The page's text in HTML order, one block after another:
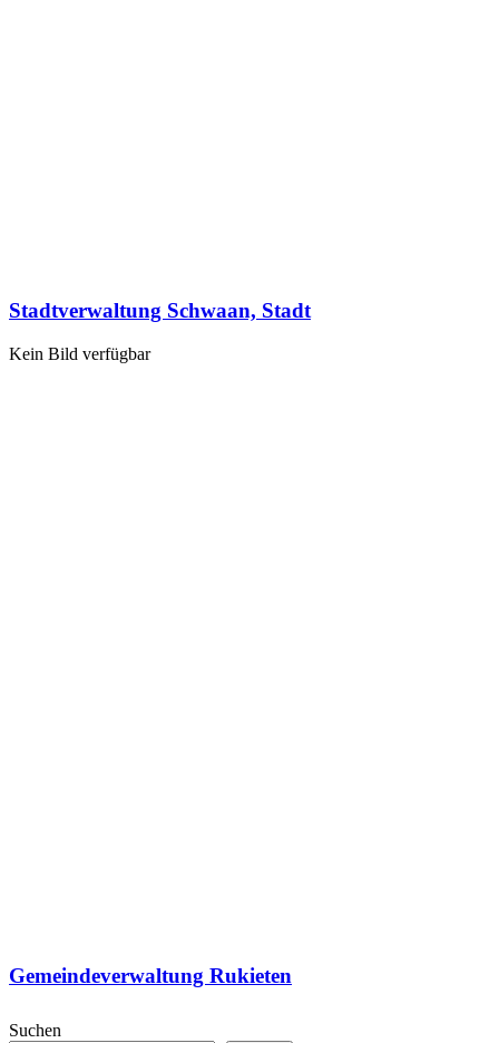
Stadtverwaltung Schwaan, Stadt
Kein Bild verfügbar
Gemeindeverwaltung Rukieten
Suchen